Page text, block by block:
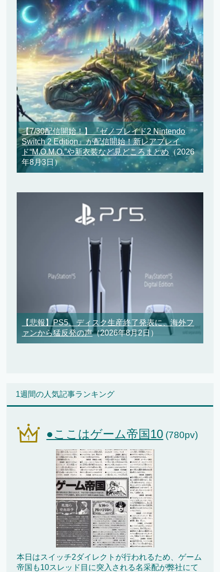
【7/30配信開始！】『ゼノブレイド2 Nintendo
Switch 2 Edition』が配信開始！新レアブレイ
ド“M.O.M.O.”や新衣装など見どころまとめ（2026
年8月3日）
【悲報】PS5、ディスク生産終了発表に、海外フ
ァンから猛反発の声（2026年8月2日）
1週間の人気記事ランキング
●ここはゲーム帝国10 (780pv)
本日はスイッチ2ダイレクトが行われるため、ゲーム
帝国も10スレッド目に突入される名采配が弊社にて